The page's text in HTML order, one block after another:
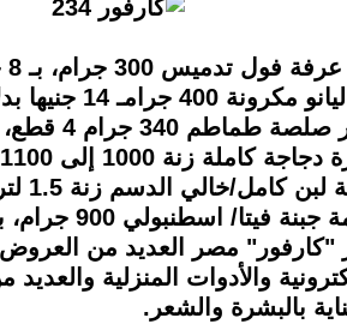
300 جرام، بـ 8 جنيهات بدلا من 12 جنيها بخصم يصل 33 %.
400 جرامـ 14 جنيها بدلا من 17 جنيها بخصم يصل لـ 17%.
340 جرام 4 قطع، بـ80 جنيها بدلا من 90 جنيها، خصم يصل لـ11 %.
زنة 1000 إلى 1100 جرام بـ 120 جنيها بدلا من 145 جنيها بخصومات تصل إلى 17 %.
خالي الدسم زنة 1.5 لتر، بـ 36 جنيها بدلا من 42 جنيها بخصم يصل لـ 14 %.
اسطنبولي 900 جرام، بـ 72 جنيها بدلا من من 89 جنيها بخصم يصل لـ19 %.
"كارفور" مصر العديد من العروض
والأدوات المنزلية
بالبشرة والشعر.